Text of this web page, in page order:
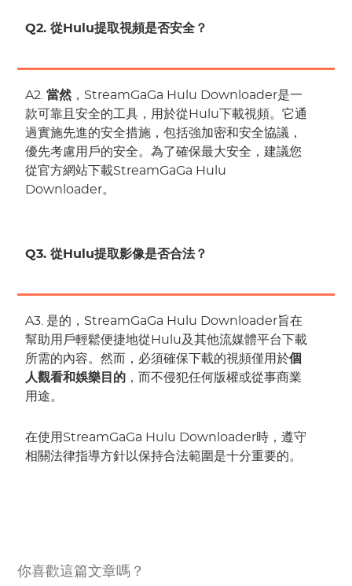
Q2. 從Hulu提取視頻是否安全？
A2.當然 ，StreamGaGa Hulu Downloader是一
款可靠且安全的工具，用於從Hulu下載視頻。它通
過實施先進的安全措施，包括強加密和安全協議，
優先考慮用戶的安全。為了確保最大安全，建議您
從官方網站下載StreamGaGa Hulu
Downloader。
Q3. 從Hulu提取影像是否合法？
A3. 是的，StreamGaGa Hulu Downloader旨在
幫助用戶輕鬆便捷地從Hulu及其他流媒體平台下載
所需的內容。然而，必須確保下載的視頻僅用於個
人觀看和娛樂目的 ，而不侵犯任何版權或從事商業
用途。
在使用StreamGaGa Hulu Downloader時，遵守
相關法律指導方針以保持合法範圍是十分重要的。
你喜歡這篇文章嗎？